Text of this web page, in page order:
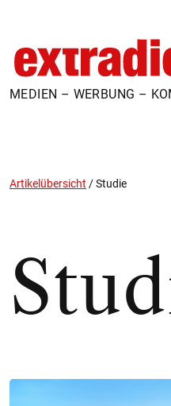
MEDIEN – WERBUNG –
Artikelübersicht /Studie